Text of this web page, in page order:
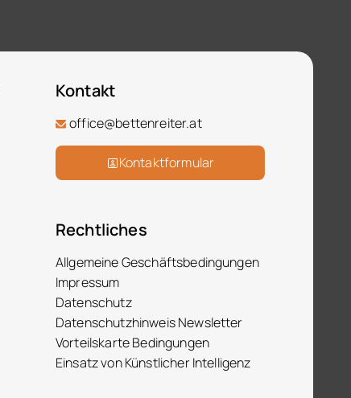
Kontakt
office@bettenreiter.at
Kontaktformular
Rechtliches
Allgemeine Geschäftsbedingungen
Impressum
Datenschutz
Datenschutzhinweis Newsletter
Vorteilskarte Bedingungen
Einsatz von Künstlicher Intelligenz